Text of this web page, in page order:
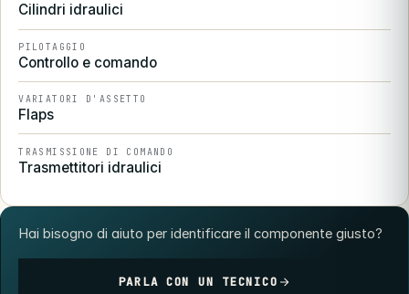
Cilindri idraulici
PILOTAGGIO
Controllo e comando
VARIATORI D'ASSETTO
Flaps
TRASMISSIONE DI COMANDO
Trasmettitori idraulici
Hai bisogno di aiuto per identificare il componente giusto?
PARLA CON UN TECNICO